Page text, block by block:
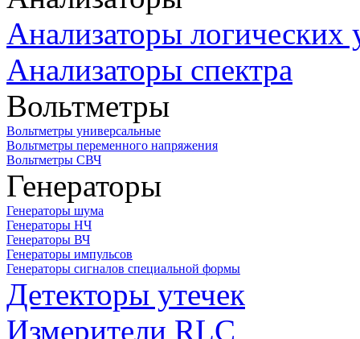
Анализаторы логических
Анализаторы спектра
Вольтметры
Вольтметры универсальные
Вольтметры переменного напряжения
Вольтметры СВЧ
Генераторы
Генераторы шума
Генераторы НЧ
Генераторы ВЧ
Генераторы импульсов
Генераторы сигналов специальной формы
Детекторы утечек
Измерители RLC